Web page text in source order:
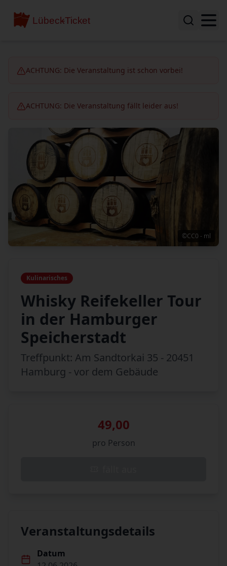
ACHTUNG: Die Veranstaltung ist schon vorbei!
ACHTUNG: Die Veranstaltung fällt leider aus!
©CC0 - ml
Kulinarisches
Whisky Reifekeller Tour
in der Hamburger
Speicherstadt
Treffpunkt: Am Sandtorkai 35 - 20451
Hamburg - vor dem Gebäude
49,00
pro Person
Veranstaltungsdetails
Datum